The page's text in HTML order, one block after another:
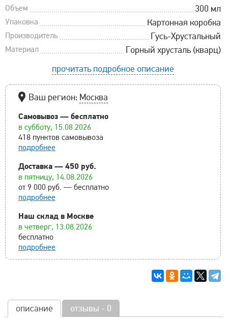
Объем 300 мл
Упаковка Картонная коробка
Производитель Гусь-Хрустальный
Материал
Горный хрусталь (кварц)
прочитать подробное описание
Ваш регион: Москва
Самовывоз — бесплатно
в субботу, 15.08.2026
418 пунктов самовывоза
подробнее
Доставка — 450 руб.
в пятницу, 14.08.2026
от 9 000 руб. — бесплатно
подробнее
Наш склад в Москве
в четверг, 13.08.2026
бесплатно
подробнее
описание отзывы - 0